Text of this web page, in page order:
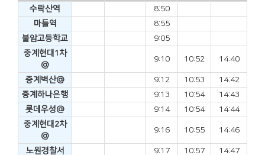
수락산역
8:50
마들역
8:55
불암고등학교
9:05
중계현대1차
@
9:10 10:52 14:40
중계벽산@ 9:12 10:53
14:42
중계하나은행
9:13 10:54
14:43
롯데우성@
9:14 10:54
14:44
중계현대2차
@
9:16 10:55 14:46
노원경찰서 9:17 10:57
14:47